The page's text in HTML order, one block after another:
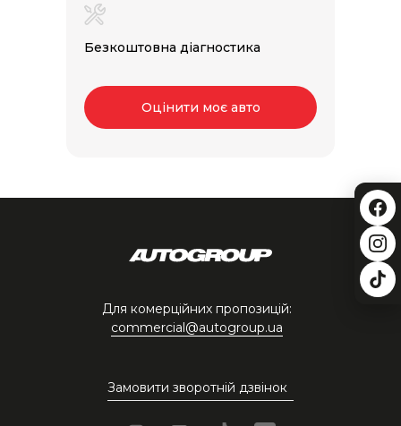
Безкоштовна діагностика
Оцінити моє авто
Замовити зворотній дзвінок
Для комерційних пропозицій:
commercial@autogroup.ua